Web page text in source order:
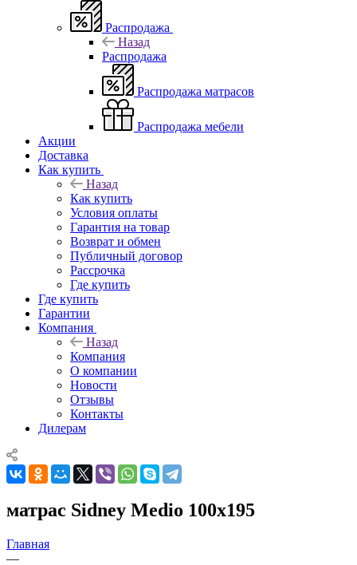
Распродажа
Назад
Распродажа
Распродажа матрасов
Распродажа мебели
Акции
Доставка
Как купить
Назад
Как купить
Условия оплаты
Гарантия на товар
Возврат и обмен
Публичный договор
Рассрочка
Где купить
Где купить
Гарантии
Компания
Назад
Компания
О компании
Новости
Отзывы
Контакты
Дилерам
матрас Sidney Medio 100x195
Главная
—